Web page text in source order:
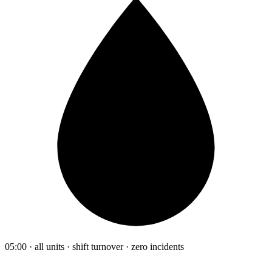
05:00 · all units · shift turnover · zero incidents